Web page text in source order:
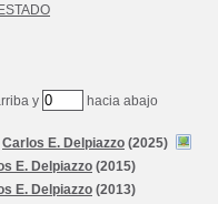
y hacia abajo
Carlos E. Delpiazzo (2025)
E. Delpiazzo (2015)
E. Delpiazzo (2013)